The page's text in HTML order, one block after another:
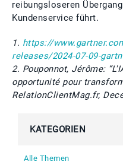
reibungsloseren
Kundenservice führt.
1. https://
releases/2024-07-09-
2. Pouponnot, Jérôme:
opportunité pour
RelationClientMag.fr,
KATEGORIEN
Alle Themen